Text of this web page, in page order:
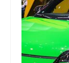
MEDIO
CONTACTO